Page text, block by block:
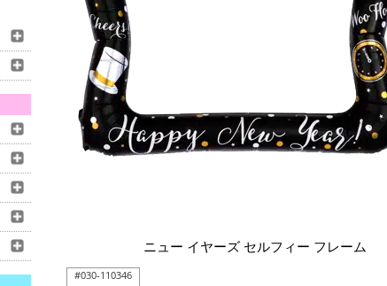
ニュー イヤーズ セルフィー フレーム
#030-110346